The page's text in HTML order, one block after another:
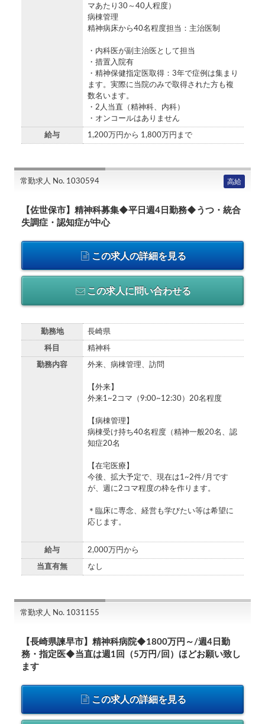
マあたり30～40人程度）
病棟管理
精神病床から40名程度担当：主治医制
・内科医が副主治医として担当
・措置入院有
・精神保健指定医取得：3年で症例は集まり
ます。実際に当院のみで取得された方も複
数名います。
・2人当直（精神科、内科）
・オンコールはありません
給与 1,200万円から 1,800万円まで
常勤求人 No. 1030594 高給
【佐世保市】精神科募集◆平日週4日勤務◆うつ・統合
失調症・認知症が中心
この求人の詳細を見る
この求人に問い合わせる
勤務地 長崎県
科目 精神科
勤務内容 外来、病棟管理、訪問
【外来】
外来1~2コマ（9:00~12:30）20名程度
【病棟管理】
病棟受け持ち40名程度（精神一般20名、認
知症20名
【在宅医療】
今後、拡大予定で、現在は1~2件/月です
が、週に2コマ程度の枠を作ります。
＊臨床に専念、経営も学びたい等は希望に
応じます。
給与 2,000万円から
当直有無 なし
常勤求人 No. 1031155
【長崎県諫早市】精神科病院◆1800万円～/週4日勤
務・指定医◆当直は週1回（5万円/回）ほどお願い致し
ます
この求人の詳細を見る